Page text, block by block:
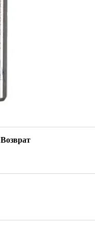
Возврат